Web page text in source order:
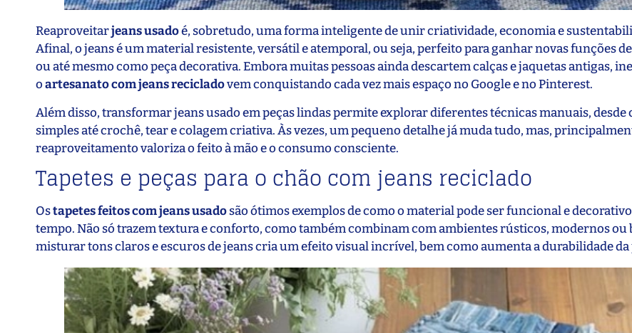
Reaproveitarjeans usadoé, sobretudo, uma forma inteligente de unir criatividade, economia e
Afinal, o jeans é um material resistente, versátil e atemporal, ou seja, perfeito para ganhar novas funções
ou até mesmo como peça decorativa. Embora muitas pessoas ainda descartem calças e jaquetas antigas,
oartesanato com jeans recicladovem conquistando cada vez mais espaço no Google e no Pinterest.
Além disso, transformar jeans usado em peças lindas permite explorar diferentes técnicas manuais, desde
simples até crochê, tear e colagem criativa. Às vezes, um pequeno detalhe já muda tudo, mas,
reaproveitamento valoriza o feito à mão e o consumo consciente.
Tapetes e peças para o chão com jeans reciclado
Ostapetes feitos com jeans usadosão ótimos exemplos de como o material pode ser funcional e
tempo. Não só trazem textura e conforto, como também combinam com ambientes rústicos, modernos ou
misturar tons claros e escuros de jeans cria um efeito visual incrível, bem como aumenta a durabilidade da